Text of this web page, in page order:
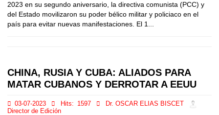
2023 en su segundo aniversario, la directiva comunista (PCC) y
del Estado movilizaron su poder bélico militar y policiaco en el
país para evitar nuevas manifestaciones. El 1...
CHINA, RUSIA Y CUBA: ALIADOS PARA
MATAR CUBANOS Y DERROTAR A EEUU
03-07-2023 Hits: 1597
Dr. OSCAR ELIAS BISCET
Director de Edición